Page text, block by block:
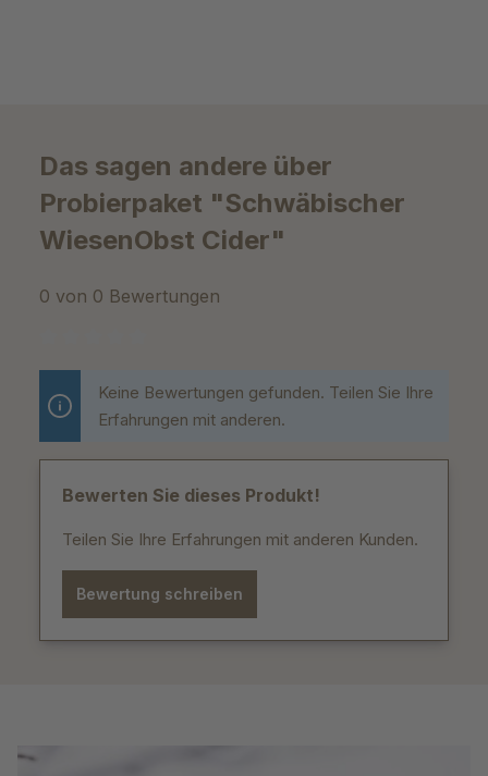
Das sagen andere über
Probierpaket "Schwäbischer
WiesenObst Cider"
0 von 0 Bewertungen
Durchschnittliche Bewertung von 0 von 5 Sternen
Keine Bewertungen gefunden. Teilen Sie Ihre
Erfahrungen mit anderen.
Bewerten Sie dieses Produkt!
Teilen Sie Ihre Erfahrungen mit anderen Kunden.
Bewertung schreiben